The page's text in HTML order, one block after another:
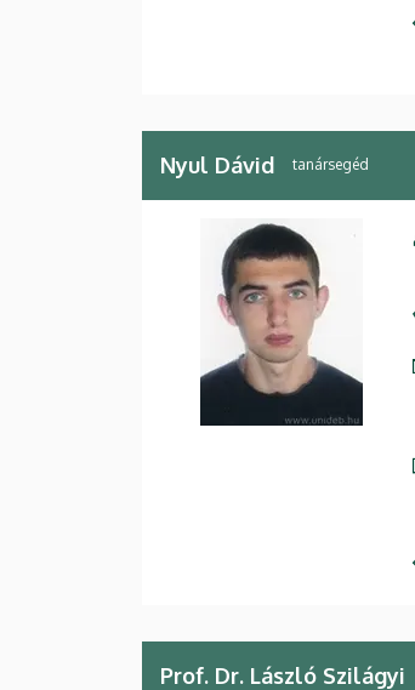
Nyul Dávid tanársegéd
Prof. Dr. László Szilágyi